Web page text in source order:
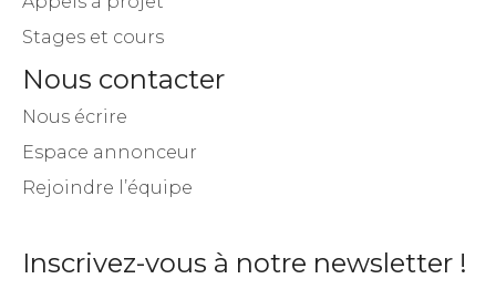
Nous contacter
Inscrivez-vous à notre newsletter !